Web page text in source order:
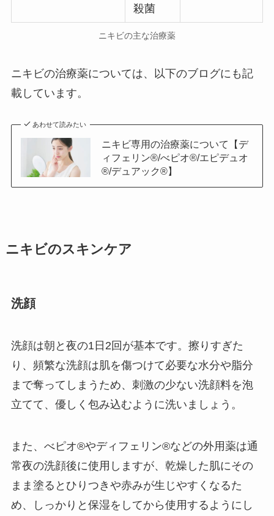
殺菌
ニキビの主な治療薬
ニキビの治療薬については、以下のブログにも記
載しています。
あわせて読みたい
ニキビ専用の治療薬について【デ
ィフェリン®/べピオ®/エピデュオ
®/デュアック®】
ニキビのスキンケア
洗顔
洗顔は朝と夜の1日2回が基本です。擦りすぎた
り、頻繁な洗顔は肌を傷つけて必要な水分や脂分
まで奪ってしまうため、刺激の少ない洗顔料を泡
立てて、優しく包み込むように洗いましょう。
また、べピオ®やディフェリン®などの外用薬は通
常夜の洗顔後に使用しますが、乾燥した肌にその
まま塗るとひりつきや赤みが生じやすくなるた
め、しっかりと保湿をしてから使用するようにし